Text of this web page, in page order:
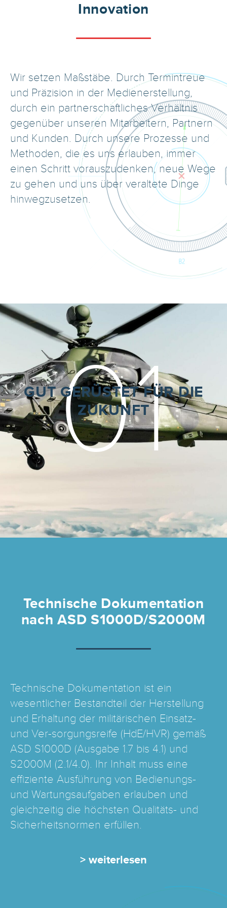
Innovation
Wir setzen Maßstäbe. Durch Termintreue
und Präzision in der Medienerstellung,
durch ein partnerschaftliches Verhältnis
gegenüber unseren Mitarbeitern, Partnern
und Kunden. Durch unsere Prozesse und
Methoden, die es uns erlauben, immer
einen Schritt vorauszudenken, neue Wege
zu gehen und uns über veraltete Dinge
hinwegzusetzen.
01
GUT GERÜSTET FÜR DIE
ZUKUNFT
Technische Dokumentation
nach ASD S1000D/S2000M
Technische Dokumentation ist ein
wesentlicher Bestandteil der Herstellung
und Erhaltung der militärischen Einsatz-
und Ver-sorgungsreife (HdE/HVR) gemäß
ASD S1000D (Ausgabe 1.7 bis 4.1) und
S2000M (2.1/4.0). Ihr Inhalt muss eine
effiziente Ausführung von Bedienungs-
und Wartungsaufgaben erlauben und
gleichzeitig die höchsten Qualitäts- und
Sicherheitsnormen erfüllen.
> weiterlesen